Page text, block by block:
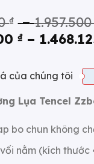
₫ –
₫ –
của chúng tôi
Lụa Tencel
bo chun không
nằm (kích thước